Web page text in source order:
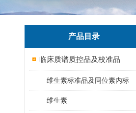
产品目录
临床质谱质控品及校准品
维生素标准品及同位素内标
维生素